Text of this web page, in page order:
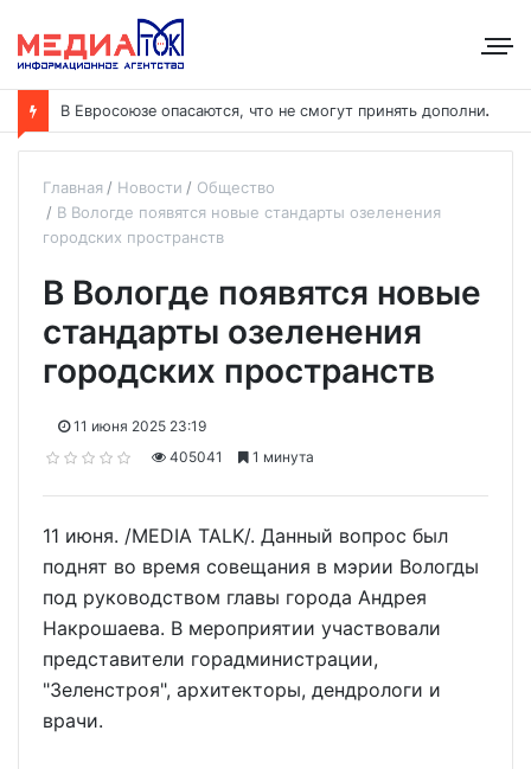
ВЕвросоюзе опасаются, что не смогут принять дополнительных участников
Главная Новости
Общество
В Вологде появятся новые стандарты озеленения
городских пространств
В Вологде появятся новые
стандарты озеленения
городских пространств
11 июня 2025 23:19
405041
1 минута
11 июня. /MEDIA TALK/. Данный вопрос был
поднят во время совещания в мэрии Вологды
под руководством главы города Андрея
Накрошаева. В мероприятии участвовали
представители горадминистрации,
"Зеленстроя", архитекторы, дендрологи и
врачи.